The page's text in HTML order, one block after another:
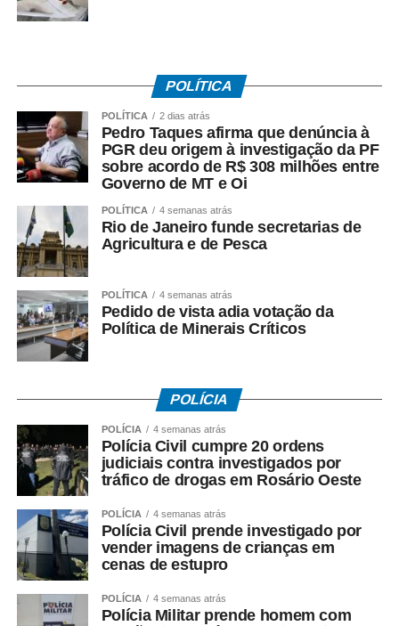
Instituído pela Lei nº 7.998/90, o abono salarial pode
chegar até a um salário mínimo, proporcional ao
período trabalhado. Os recursos vêm do Fundo de
Amparo ao Trabalhador (FAT), com a habilitação feita
pelo Ministério do Trabalho e Emprego.
Como o pagamento é feito
Para trabalhadores da iniciativa privada (PIS)
• A Caixa Econômica Federal realiza o pagamento
prioritariamente por:
• Crédito em conta corrente ou poupança da Caixa;
• Depósito em Poupança Social Digital, movimentada
Quem não possui conta pode sacar:
• Com Cartão Social e senha em lotéricas, caixas
eletrônicos e correspondentes CAIXA Aqui;
• Nas agências, com documento oficial com foto;
• Sem cartão, por meio de biometria cadastrada.
POLÍTICA
POLÍTICA 2 dias atrás
Pedro Taques afirma que denúncia à
PGR deu origem à investigação da PF
sobre acordo de R$ 308 milhões entre
Governo de MT e Oi
POLÍTICA 4 semanas atrás
Rio de Janeiro funde secretarias de
Agricultura e de Pesca
POLÍTICA 4 semanas atrás
Pedido de vista adia votação da
Política de Minerais Críticos
POLÍCIA
POLÍCIA 4 semanas atrás
Polícia Civil cumpre 20 ordens
judiciais contra investigados por
tráfico de drogas em Rosário Oeste
POLÍCIA 4 semanas atrás
Polícia Civil prende investigado por
vender imagens de crianças em
cenas de estupro
POLÍCIA 4 semanas atrás
Polícia Militar prende homem com